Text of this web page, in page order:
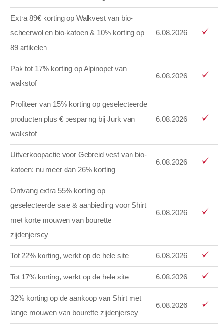
Extra 89€ korting op Walkvest van bio-
scheerwol en bio-katoen & 10% korting op
89 artikelen
6.08.2026
Pak tot 17% korting op Alpinopet van
walkstof
6.08.2026
Profiteer van 15% korting op geselecteerde
producten plus € besparing bij Jurk van
walkstof
6.08.2026
Uitverkoopactie voor Gebreid vest van bio-
katoen: nu meer dan 26% korting
6.08.2026
Ontvang extra 55% korting op
geselecteerde sale & aanbieding voor Shirt
met korte mouwen van bourette
zijdenjersey
6.08.2026
Tot 22% korting, werkt op de hele site 6.08.2026
Tot 17% korting, werkt op de hele site 6.08.2026
32% korting op de aankoop van Shirt met
lange mouwen van bourette zijdenjersey
6.08.2026